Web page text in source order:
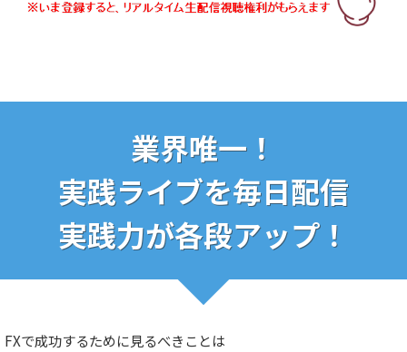
業界唯一！
実践ライブを毎日配信
実践力が各段アップ！
FXで成功するために見るべきことは